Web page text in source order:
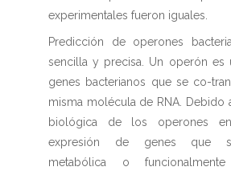
experimentales fueron iguales.
Predicción de operones
sencilla y precisa. Un operón es
genes bacterianos que se co-
misma molécula de RNA. Debido
biológica de los operones
expresión de genes que
metabólica o funcionalmente